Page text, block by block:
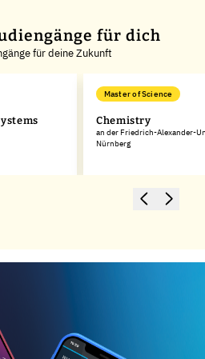
für dich
für deine Zukunft
Master of Science
Chemistry
an der Friedrich-Alexander-
Nürnberg